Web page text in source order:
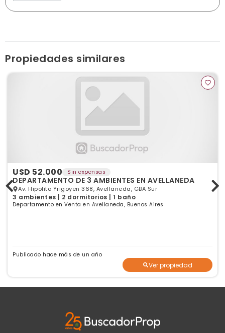
Ver publicaciones de la inmobiliaria
Propiedades similares
USD 52.000 Sin expensas
DEPARTAMENTO DE 3 AMBIENTES EN AVELLANEDA
Av. Hipolito Yrigoyen 368, Avellaneda, GBA Sur
3 ambientes | 2 dormitorios | 1 baño
Departamento en Venta en Avellaneda, Buenos Aires
Publicado hace más de un año
Ver propiedad